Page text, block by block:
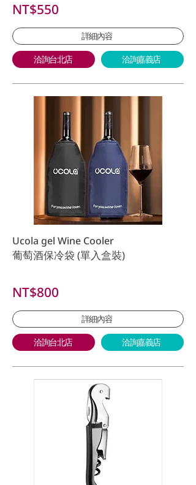
NT$550
詳細內容
洽詢台北店 洽詢嘉義店
Ucola gel Wine Cooler
葡萄酒保冷袋 (單入盒裝)
NT$800
詳細內容
洽詢台北店 洽詢嘉義店